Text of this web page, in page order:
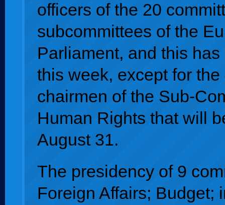
officers of the 20
subcommittees of the
Parliament, and this
this week, except for the
chairmen of the Sub-
Human Rights that will
August 31.
The presidency of 9
Foreign Affairs; Budget;